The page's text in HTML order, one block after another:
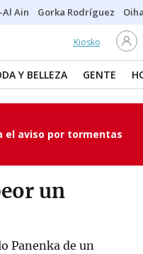
Al Ain Gorka Rodríguez
Kiosko
Y BELLEZA GENTE
el aviso por tormentas
un
Panenka de un